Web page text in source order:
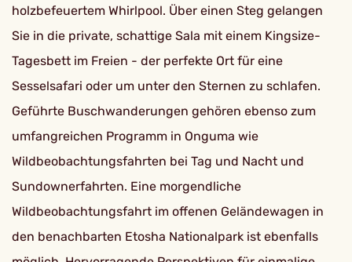
holzbefeuertem Whirlpool. Über einen Steg gelangen
Sie in die private, schattige Sala mit einem Kingsize-
Tagesbett im Freien - der perfekte Ort für eine
Sesselsafari oder um unter den Sternen zu schlafen.
Geführte Buschwanderungen gehören ebenso zum
umfangreichen Programm in Onguma wie
Wildbeobachtungsfahrten bei Tag und Nacht und
Sundownerfahrten. Eine morgendliche
Wildbeobachtungsfahrt im offenen Geländewagen in
den benachbarten Etosha Nationalpark ist ebenfalls